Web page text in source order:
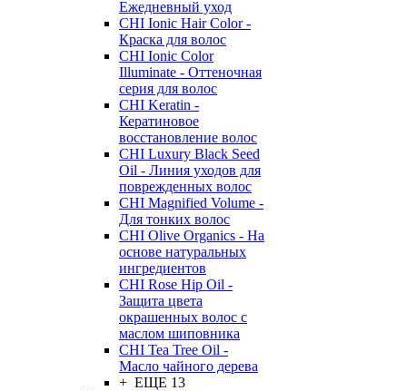
Ежедневный уход
CHI Ionic Hair Color -
Краска для волос
CHI Ionic Color
Illuminate - Оттеночная
серия для волос
CHI Keratin -
Кератиновое
восстановление волос
CHI Luxury Black Seed
Oil - Линия уходов для
поврежденных волос
CHI Magnified Volume -
Для тонких волос
CHI Olive Organics - На
основе натуральных
ингредиентов
CHI Rose Hip Oil -
Защита цвета
окрашенных волос с
маслом шиповника
CHI Tea Tree Oil -
Масло чайного дерева
+ ЕЩЕ 13